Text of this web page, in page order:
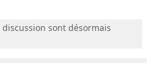
sont désormais